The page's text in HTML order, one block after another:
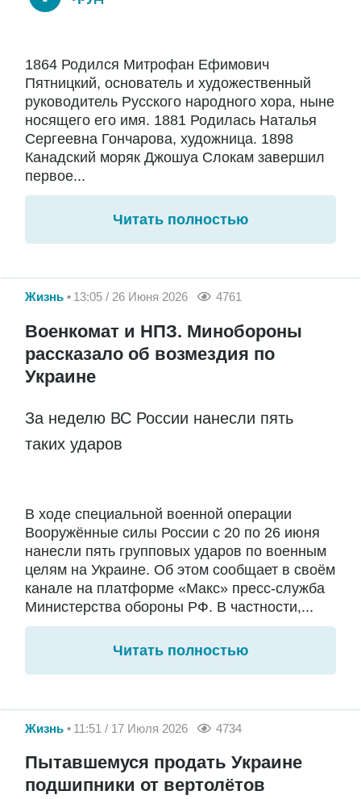
1864 Родился Митрофан Ефимович
Пятницкий, основатель и художественный
руководитель Русского народного хора, ныне
носящего его имя. 1881 Родилась Наталья
Сергеевна Гончарова, художница. 1898
Канадский моряк Джошуа Слокам завершил
первое...
Читать полностью
Жизнь 13:05 / 26 Июня 2026 4761
Военкомат и НПЗ. Минобороны
рассказало об возмездия по
Украине
За неделю ВС России нанесли пять
таких ударов
В ходе специальной военной операции
Вооружённые силы России с 20 по 26 июня
нанесли пять групповых ударов по военным
целям на Украине. Об этом сообщает в своём
канале на платформе «Макс» пресс-служба
Министерства обороны РФ. В частности,...
Читать полностью
Жизнь 11:51 / 17 Июля 2026 4734
Пытавшемуся продать Украине
подшипники от вертолётов